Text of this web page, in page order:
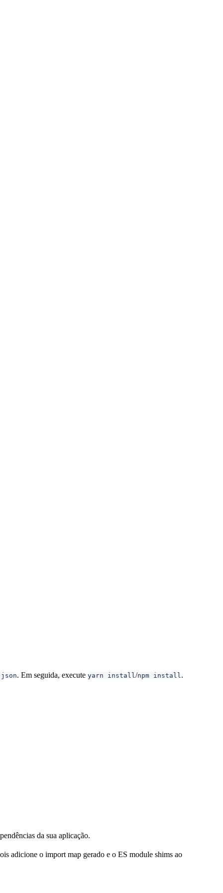
. Em seguida, execute yarn install/npm install.
da sua aplicação.
adicione o import map gerado e o ES module shims ao